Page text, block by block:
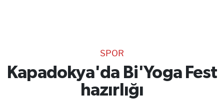
SPOR
Kapadokya'da Bi'Yoga Fest
hazırlığı
RESMİ İLANLAR
Gencsesfm Canlı Dinle